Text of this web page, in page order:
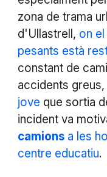
zona de trama
d'Ullastrell, on
pesants està
constant de
accidents
jove que sortia
incident va
camionsa les
centre educatiu.